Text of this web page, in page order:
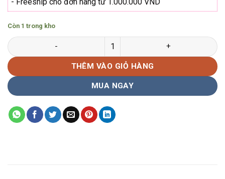
Còn 1 trong kho
Gọng kính CHETTI ROUGE CH8200 C3 chính hãng mới số lượng
THÊM VÀO GIỎ HÀNG
MUA NGAY